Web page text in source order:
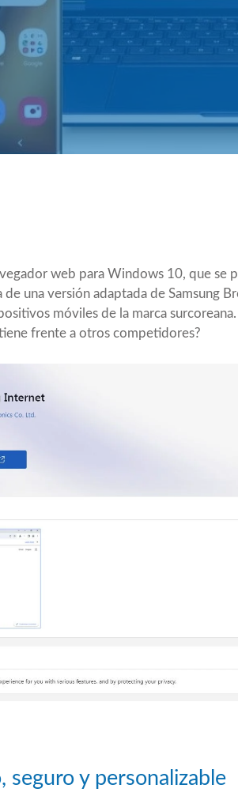
web para Windows 10, que se
una versión adaptada de Samsung
móviles de la marca
frente a otros competidores?
seguro y personalizable